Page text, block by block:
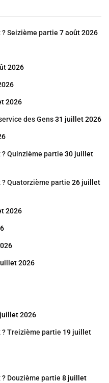
Seizième partie 7 août 2026
2026
2026
des Gens31 juillet 2026
? Quinzième partie 30 juillet
? Quatorzième partie 26 juillet
2026
2026
2026
? Treizième partie 19 juillet
Douzième partie 8 juillet